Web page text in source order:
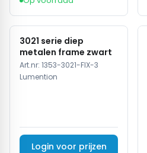
3021 serie diep
metalen frame zwart
Art.nr: 1353-3021-FIX-3
Lumention
Login voor prijzen